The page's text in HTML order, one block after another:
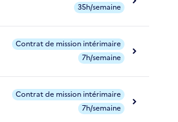
35h/semaine
Contrat de mission intérimaire
7h/semaine
Contrat de mission intérimaire
7h/semaine